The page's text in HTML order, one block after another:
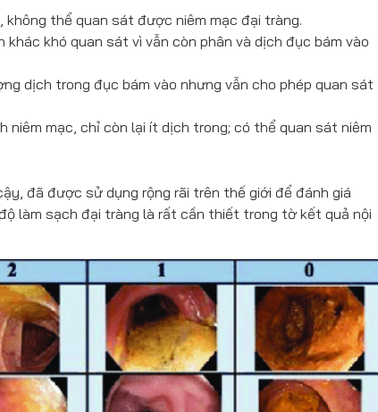
không thể quan sát được niêm mạc đại tràng.
khó quan sát vì vẫn còn phân và dịch đục bám vào
dịch trong đục bám vào nhưng vẫn cho phép quan sát
niêm mạc, chỉ còn lại ít dịch trong; có thể quan sát niêm
đã được sử dụng rộng rãi trên thế giới để đánh giá
làm sạch đại tràng là rất cần thiết trong tờ kết quả nội